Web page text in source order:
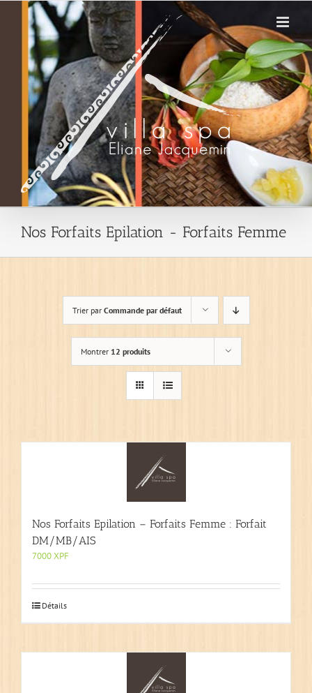
Nos Forfaits Epilation - Forfaits Femme
Trier par Commande par défaut
Montrer 12 produits
Nos Forfaits Epilation – Forfaits Femme : Forfait
DM/MB/AIS
7000XPF
Détails